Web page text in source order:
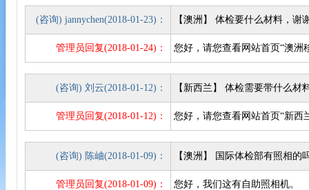
(咨询) jannychen(2018-01-23)： 【澳洲】 体检要什么材料，谢
管理员回复(2018-01-24)： 您好，请您查看网站首页“澳洲
(咨询) 刘云(2018-01-12)： 【新西兰】 体检需要带什么材
管理员回复(2018-01-12)： 您好，请您查看网站首页“新西
(咨询) 陈岫(2018-01-09)： 【澳洲】 国际体检部有照相的
管理员回复(2018-01-09)： 您好，我们这有自助照相机。